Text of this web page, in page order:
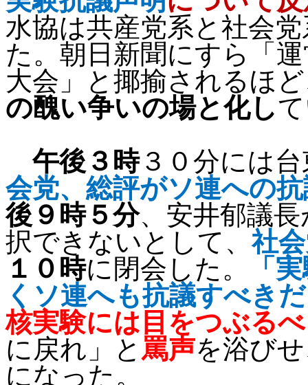
水協は共産党系と社会
た。朝日新聞にすら「
大会」と揶揄されるほ
の醜い争いの場と化し
午後３時３０分には
会党、総評がソ連への
後９時５分、安井郁議
択できないとして、社
１０時に閉会した。
「
くソ連へも抗議すべき
核実験には目をつぶる
に戻れ」と 罵声を浴び
になった。